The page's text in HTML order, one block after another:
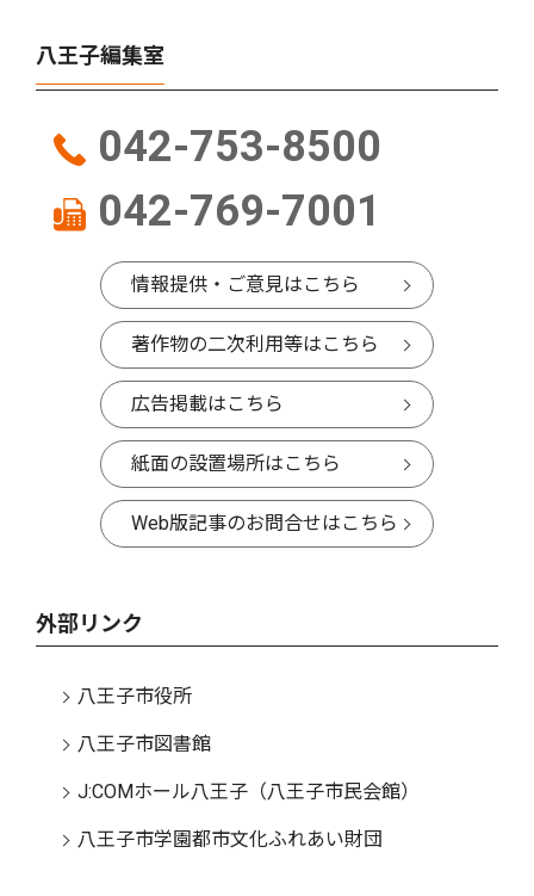
八王子編集室
042-753-8500
042-769-7001
情報提供・ご意見はこちら
著作物の二次利用等はこちら
広告掲載はこちら
紙面の設置場所はこちら
Web版記事のお問合せはこちら
外部リンク
八王子市役所
八王子市図書館
J:COMホール八王子（八王子市民会館）
八王子市学園都市文化ふれあい財団